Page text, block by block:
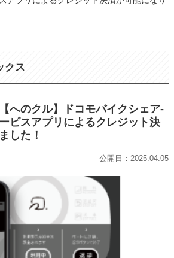
クス
へのクル】ドコモバイクシェア-
ビスアプリによるクレジット決
した！
公開日：2025.04.05